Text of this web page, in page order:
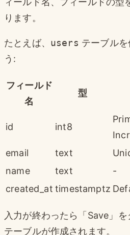
ります。
たとえば、 users テーブルを
う:
フィールド
名
型
id int8
email
text
name
text
-
created_at timestamptz
入力が終わったら「Save」を
テーブルが作成されます。